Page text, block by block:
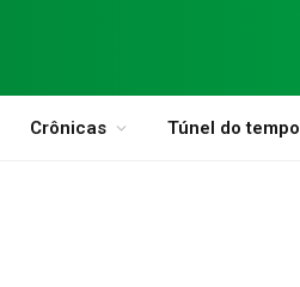
Crônicas Túnel do tempo